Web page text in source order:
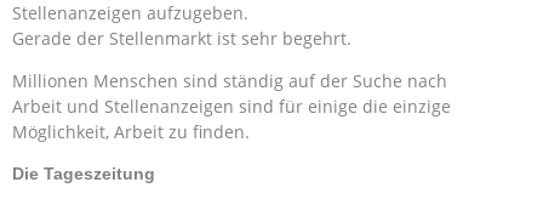
Stellenanzeigen aufzugeben.
Gerade der Stellenmarkt ist sehr begehrt.
Millionen Menschen sind ständig auf der Suche nach
Arbeit und Stellenanzeigen sind für einige die einzige
Möglichkeit, Arbeit zu finden.
Die Tageszeitung